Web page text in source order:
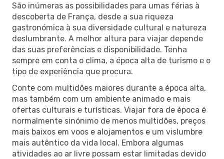
São inúmeras as possibilidades para umas férias à
descoberta de França, desde a sua riqueza
gastronómica à sua diversidade cultural e natureza
deslumbrante. A melhor altura para viajar depende
das suas preferências e disponibilidade. Tenha
sempre em conta o clima, a época alta de turismo e o
tipo de experiência que procura.
Conte com multidões maiores durante a época alta,
mas também com um ambiente animado e mais
ofertas culturais e turísticas. Viajar fora de época é
normalmente sinónimo de menos multidões, preços
mais baixos em voos e alojamentos e um vislumbre
mais autêntico da vida local. Embora algumas
atividades ao ar livre possam estar limitadas devido